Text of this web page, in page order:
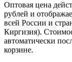
Оптовая цена
рублей и
всей России и
Киргизия).
автоматически
корзине.